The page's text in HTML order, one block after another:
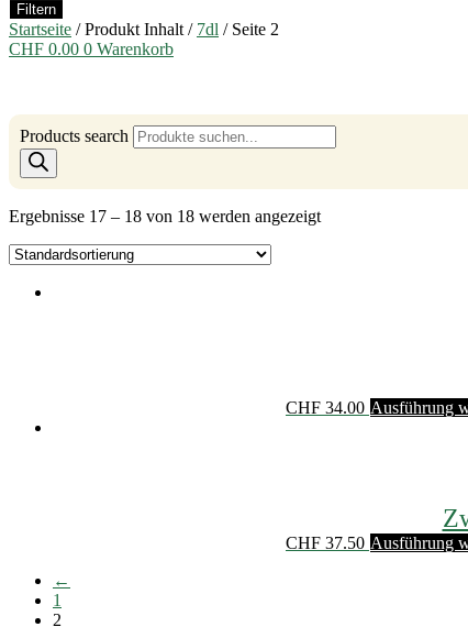
Filtern
Startseite / Produkt Inhalt / 7dl / Seite 2
CHF 0.00 0 Warenkorb
Products search
Ergebnisse 17 – 18 von 18 werden angezeigt
CHF 34.00 Ausführung
CHF 37.50 Ausführung
←
1
2